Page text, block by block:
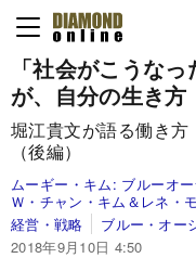
「社会がこうな
が、自分の生き方
堀江貴文が語る働き
（後編）
ムーギー・キム: ブルーオ
Ｗ・チャン・キム＆レネ・
経営・戦略
ブルー・オ
2018年9月10日 4:50